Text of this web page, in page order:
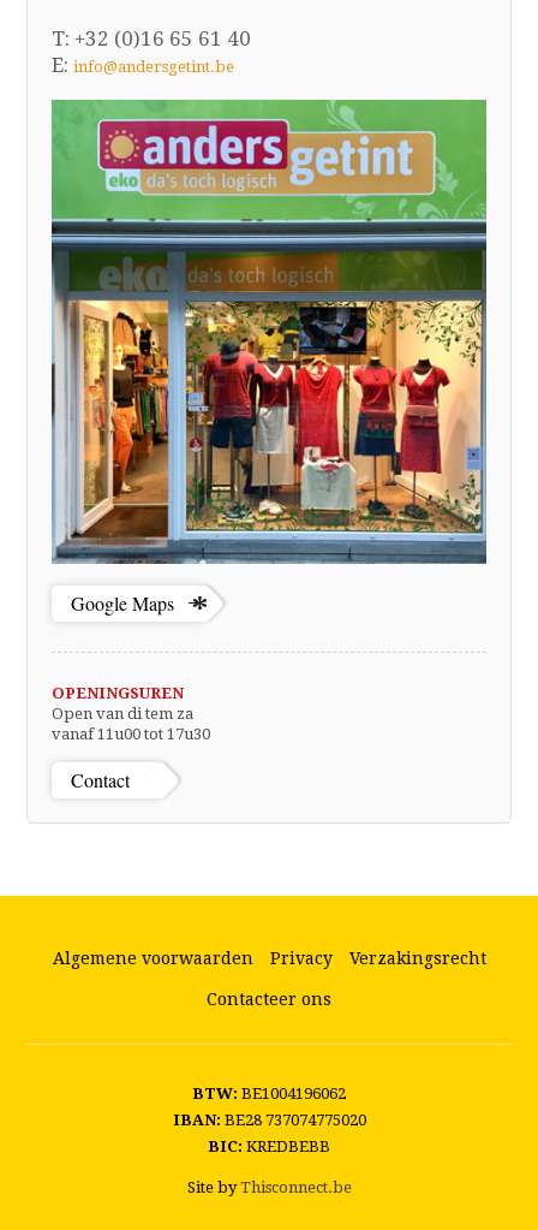
T: +32 (0)16 65 61 40
E:info@andersgetint.be
Google Maps
OPENINGSUREN
Open van di tem za
vanaf 11u00 tot 17u30
Contact
Algemene voorwaarden Privacy Verzakingsrecht
Contacteer ons
BTW: BE1004196062
IBAN: BE28 737074775020
BIC: KREDBEBB
Site byThisconnect.be